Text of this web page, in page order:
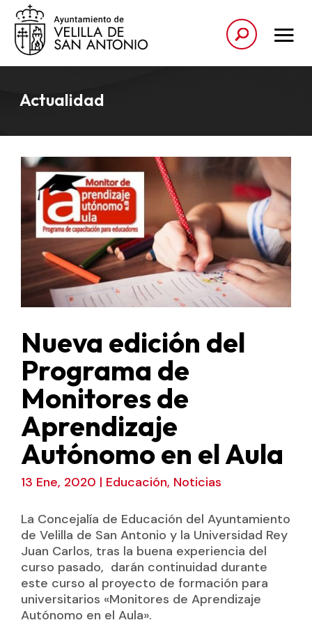
Actualidad
Nueva edición del
Programa de
Monitores de
Aprendizaje
Autónomo en el Aula
13 Ene, 2020 | Educación, Noticias
La Concejalía de Educación del Ayuntamiento
de Velilla de San Antonio y la Universidad Rey
Juan Carlos, tras la buena experiencia del
curso pasado, darán continuidad durante
este curso al proyecto de formación para
universitarios «Monitores de Aprendizaje
Autónomo en el Aula».